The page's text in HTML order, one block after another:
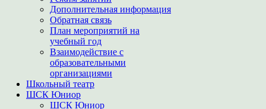
Дополнительная информация
Обратная связь
План мероприятий на
учебный год
Взаимодействие с
образовательными
организациями
Школьный театр
ШСК Юниор
ШСК Юниор